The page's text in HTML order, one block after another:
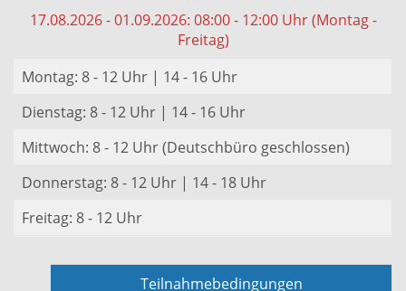
17.08.2026 - 01.09.2026: 08:00 - 12:00 Uhr (Montag -
Freitag)
Montag: 8 - 12 Uhr | 14 - 16 Uhr
Dienstag: 8 - 12 Uhr | 14 - 16 Uhr
Mittwoch: 8 - 12 Uhr (Deutschbüro geschlossen)
Donnerstag: 8 - 12 Uhr | 14 - 18 Uhr
Freitag: 8 - 12 Uhr
Teilnahmebedingungen